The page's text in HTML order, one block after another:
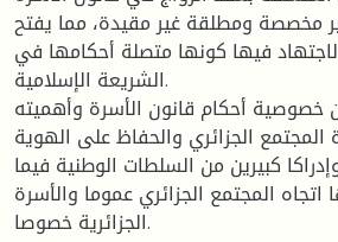
مخصصة ومطلقة غير مقيدة، مما يفتح
فيها كونها متصلة أحكامها في
الشريعة الإسلامية.
خصوصية أحكام قانون الأسرة وأهميته
الجزائري والحفاظ على الهوية
كبيرين من السلطات الوطنية فيما
اتجاه المجتمع الجزائري عموما والأسرة
الجزائرية خصوصا.